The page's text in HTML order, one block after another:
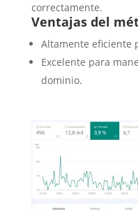
correctamente.
Ventajas del
Altamente eficiente
Excelente para
dominio.